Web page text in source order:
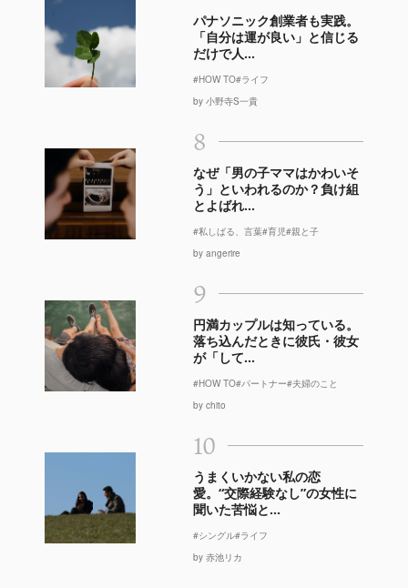
パナソニック創業者も実践。
「自分は運が良い」と信じる
だけで人...
#HOW TO#ライフ
by 小野寺S一貴
8
なぜ「男の子ママはかわいそ
う」といわれるのか？負け組
とよばれ...
#私しばる、言葉#育児#親と子
by angerire
9
円満カップルは知っている。
落ち込んだときに彼氏・彼女
が「して...
#HOW TO#パートナー#夫婦のこと
by chito
10
うまくいかない私の恋
愛。“交際経験なし”の女性に
聞いた苦悩と...
#シングル#ライフ
by 赤池リカ